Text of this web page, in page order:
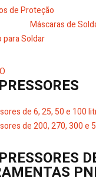
de
Máscaras de
para Soldar
de 6, 25, 50 e 100
de 200, 270, 300 e